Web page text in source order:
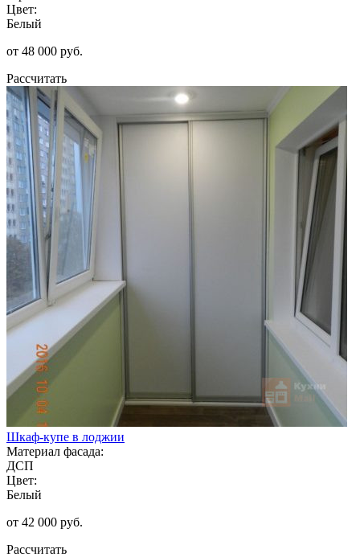
Цвет:
Белый
от 48 000 руб.
Рассчитать
Шкаф-купе в лоджии
Материал фасада:
ДСП
Цвет:
Белый
от 42 000 руб.
Рассчитать